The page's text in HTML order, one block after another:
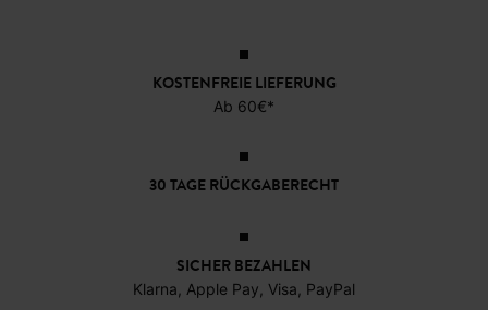
KOSTENFREIE LIEFERUNG
Ab 60€*
30 TAGE RÜCKGABERECHT
SICHER BEZAHLEN
Klarna, Apple Pay, Visa, PayPal